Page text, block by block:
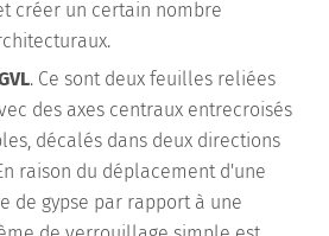
créer un certain nombre
. Ce sont deux feuilles reliées
des axes centraux entrecroisés
décalés dans deux directions
raison du déplacement d'une
de gypse par rapport à une